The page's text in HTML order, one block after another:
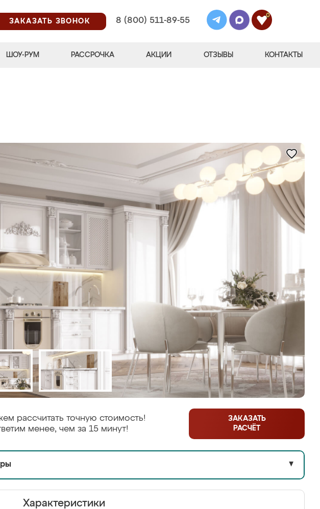
ЗАКАЗАТЬ ЗВОНОК
8 (800) 511-89-55
0
ШОУ-РУМ РАССРОЧКА АКЦИИ ОТЗЫВЫ КОНТАКТЫ
рассчитать точную стоимость!
менее, чем за 15 минут!
ЗАКАЗАТЬ
РАСЧЁТ
▼
Характеристики